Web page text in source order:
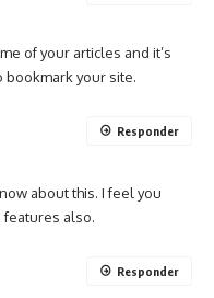
of your articles and it’s
bookmark your site.
about this. I feel you
also.
Responder
Responder